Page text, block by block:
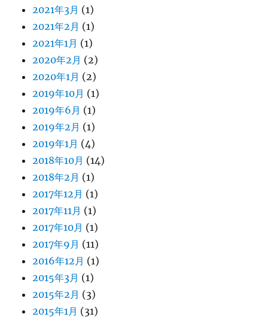
2021年3月 (1)
2021年2月 (1)
2021年1月 (1)
2020年2月 (2)
2020年1月 (2)
2019年10月 (1)
2019年6月 (1)
2019年2月 (1)
2019年1月 (4)
2018年10月 (14)
2018年2月 (1)
2017年12月 (1)
2017年11月 (1)
2017年10月 (1)
2017年9月 (11)
2016年12月 (1)
2015年3月 (1)
2015年2月 (3)
2015年1月 (31)